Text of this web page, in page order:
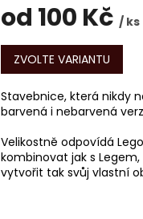
od 100 Kč / ks
Měrná
cena:
ZVOLTE VARIANTU
Stavebnice, která nikdy
barvená i nebarvená
Velikostně odpovídá
kombinovat jak s
vytvořit tak svůj vlastní